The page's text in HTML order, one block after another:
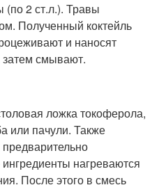
(по 2 ст.л.). Травы
Полученный коктейль
и наносят
смывают.
ложка токоферола,
или пачули. Также
нагреваются
После этого в смесь